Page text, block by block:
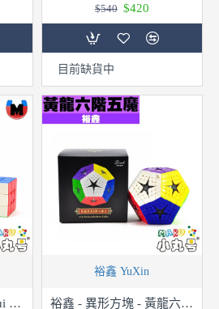
$420
$540
目前缺貨中
淦源 - 3x3x3 - Gan12 ui FreePlay 充電盒版
裕鑫 YuXin
裕鑫 - 異形方塊 - 黃龍六階五魔 Elite Kilominx